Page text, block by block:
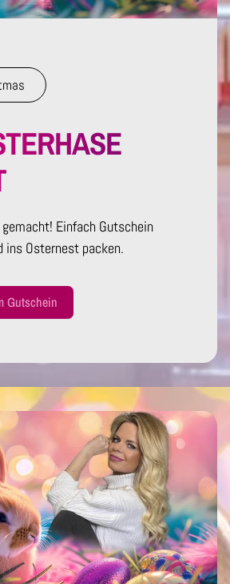
Einfach Gutschein
ins Osternest packen.
Gutschein